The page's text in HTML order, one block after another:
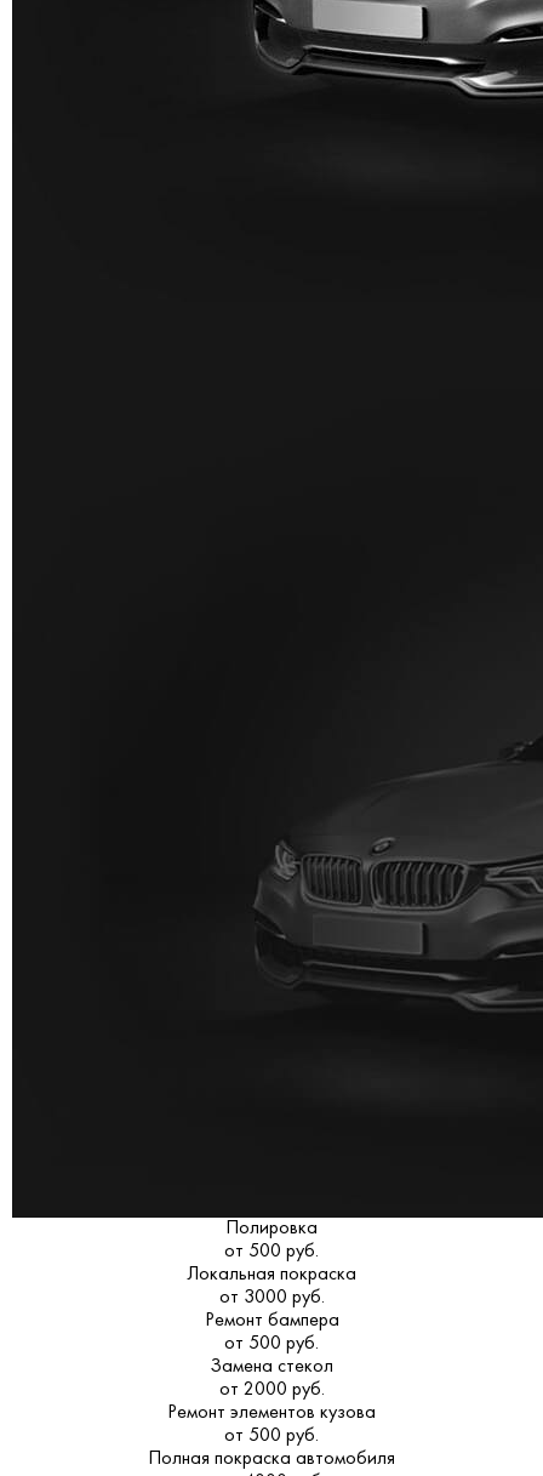
Полировка
от 500 руб.
Локальная покраска
от 3000 руб.
Ремонт бампера
от 500 руб.
Замена стекол
от 2000 руб.
Ремонт элементов кузова
от 500 руб.
Полная покраска автомобиля